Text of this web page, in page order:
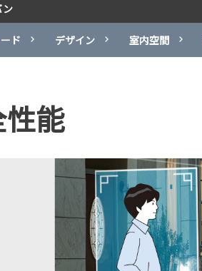
ン
ド デザイン 室内空間
能